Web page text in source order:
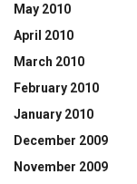
May 2010
April 2010
March 2010
February 2010
January 2010
December 2009
November 2009